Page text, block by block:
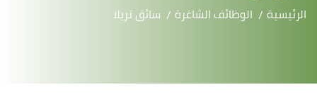
الرئيسية الوظائف الشاغرة سائق تريلا